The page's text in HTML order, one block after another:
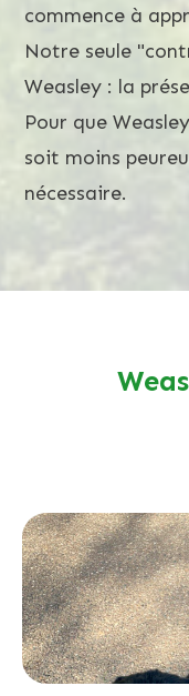
commence à
Notre seule
Weasley : la
Pour que
soit moins
nécessaire.